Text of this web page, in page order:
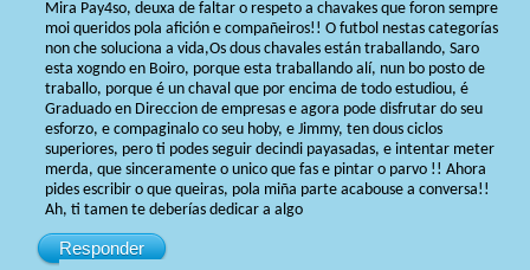
Mira Pay4so, deuxa de faltar o respeto a chavakes que foron sempre
moi queridos pola afición e compañeiros!! O futbol nestas categorías
non che soluciona a vida,Os dous chavales están traballando, Saro
esta xogndo en Boiro, porque esta traballando alí, nun bo posto de
traballo, porque é un chaval que por encima de todo estudiou, é
Graduado en Direccion de empresas e agora pode disfrutar do seu
esforzo, e compaginalo co seu hoby, e Jimmy, ten dous ciclos
superiores, pero ti podes seguir decindi payasadas, e intentar meter
merda, que sinceramente o unico que fas e pintar o parvo !! Ahora
pides escribir o que queiras, pola miña parte acabouse a conversa!!
Ah, ti tamen te deberías dedicar a algo
Responder